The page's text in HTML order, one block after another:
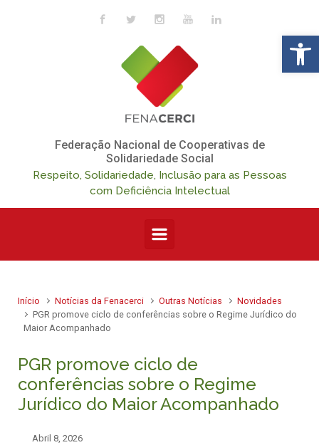
Federação Nacional de Cooperativas de
Solidariedade Social
Respeito, Solidariedade, Inclusão para as Pessoas
com Deficiência Intelectual
Início Notícias da Fenacerci Outras Notícias
Novidades
PGR promove ciclo de conferências sobre o Regime Jurídico do
Maior Acompanhado
PGR promove ciclo de
conferências sobre o Regime
Jurídico do Maior Acompanhado
Abril 8, 2026